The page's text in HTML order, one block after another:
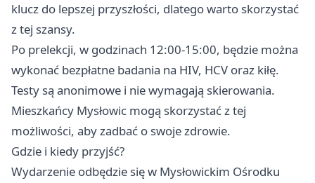
klucz do lepszej przyszłości, dlatego warto skorzystać
z tej szansy.
Po prelekcji, w godzinach 12:00-15:00, będzie można
wykonać bezpłatne badania na HIV, HCV oraz kiłę.
Testy są anonimowe i nie wymagają skierowania.
Mieszkańcy Mysłowic mogą skorzystać z tej
możliwości, aby zadbać o swoje zdrowie.
Gdzie i kiedy przyjść?
Wydarzenie odbędzie się w Mysłowickim Ośrodku